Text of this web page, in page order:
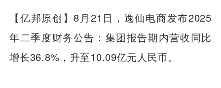
【亿邦原创】8月21日，逸仙电商发布2025
年二季度财务公告：集团报告期内营收同比
增长36.8%，升至10.09亿元人民币。